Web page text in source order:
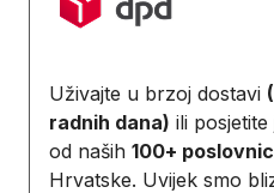
Uživajte u brzoj dostavi
radnih dana) ili posjetite
od naših 100+
Hrvatske. Uvijek smo